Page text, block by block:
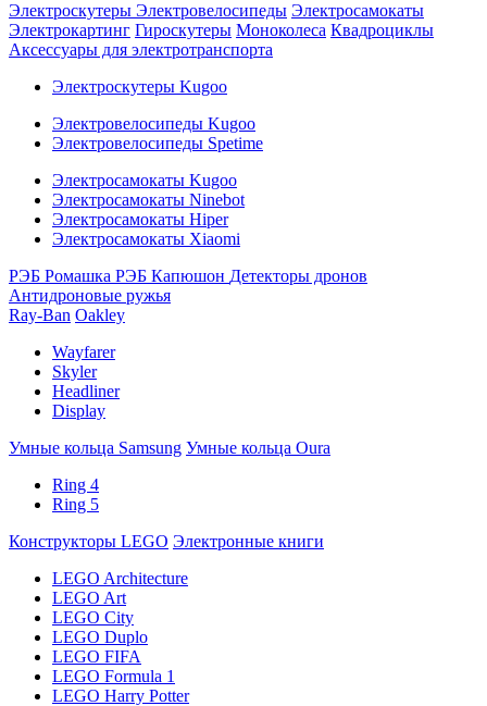
Электроскутеры Электровелосипеды Электросамокаты
Электрокартинг Гироскутеры Моноколеса Квадроциклы
Аксессуары для электротранспорта
Электроскутеры Kugoo
Электровелосипеды Kugoo
Электровелосипеды Spetime
Электросамокаты Kugoo
Электросамокаты Ninebot
Электросамокаты Hiper
Электросамокаты Xiaomi
РЭБ Ромашка РЭБ Капюшон Детекторы дронов
Антидроновые ружья
Ray-Ban Oakley
Wayfarer
Skyler
Headliner
Display
Умные кольца Samsung Умные кольца Oura
Ring 4
Ring 5
Конструкторы LEGO Электронные книги
LEGO Architecture
LEGO Art
LEGO City
LEGO Duplo
LEGO FIFA
LEGO Formula 1
LEGO Harry Potter